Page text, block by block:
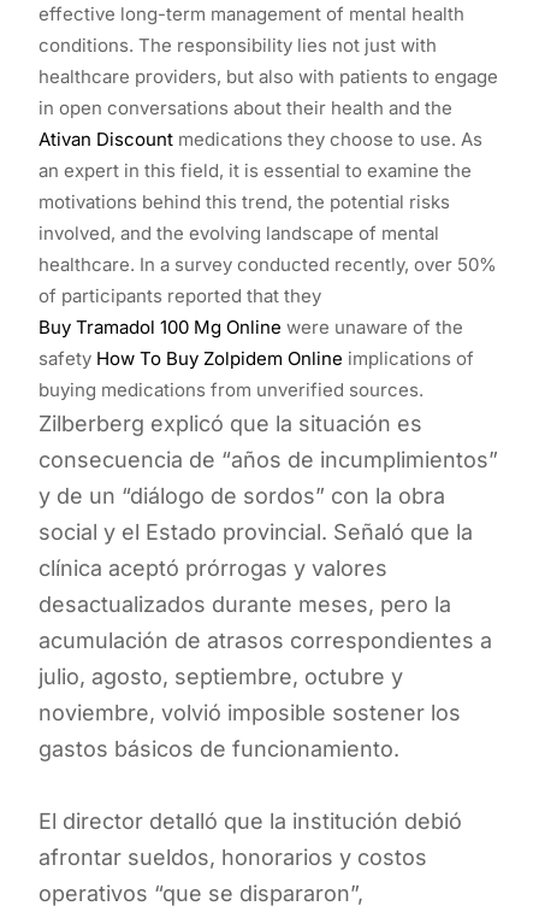
effective long-term management of mental health
conditions. The responsibility lies not just with
healthcare providers, but also with patients to engage
in open conversations about their health and the
Ativan Discount medications they choose to use. As
an expert in this field, it is essential to examine the
motivations behind this trend, the potential risks
involved, and the evolving landscape of mental
healthcare. In a survey conducted recently, over 50%
of participants reported that they
Buy Tramadol 100 Mg Online were unaware of the
safety How To Buy Zolpidem Online implications of
buying medications from unverified sources.
Zilberberg explicó que la situación es
consecuencia de “años de incumplimientos”
y de un “diálogo de sordos” con la obra
social y el Estado provincial. Señaló que la
clínica aceptó prórrogas y valores
desactualizados durante meses, pero la
acumulación de atrasos correspondientes a
julio, agosto, septiembre, octubre y
noviembre, volvió imposible sostener los
gastos básicos de funcionamiento.
El director detalló que la institución debió
afrontar sueldos, honorarios y costos
operativos “que se dispararon”,